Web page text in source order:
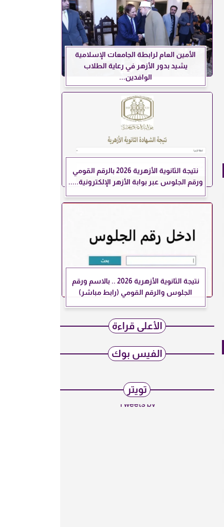
الأمين العام لرابطة الجامعات الإسلامية
يشيد بدور الأزهر في رعاية الطلاب
الوافدين...
نتيجة الثانوية الأزهرية 2026 بالرقم القومي
ورقم الجلوس عبر بوابة الأزهر الإلكترونية.....
نتيجة الثانوية الأزهرية 2026 .. بالاسم ورقم
الجلوس والرقم القومي (رابط مباشر)
الأعلى قراءة
الفيس بوك
تويتر
Tweets by